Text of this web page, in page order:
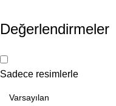
Değerlendirmeler
Sadece resimlerle